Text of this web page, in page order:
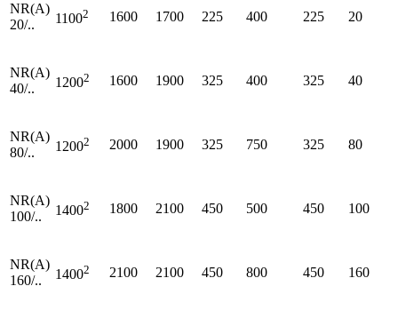
NR(A)
20/..
11002 1600 1700 225 400 225 20
NR(A)
40/..
12002 1600 1900 325 400 325 40
NR(A)
80/..
12002 2000 1900 325 750 325 80
NR(A)
100/..
14002 1800 2100 450 500 450 100
NR(A)
160/..
14002 2100 2100 450 800 450 160